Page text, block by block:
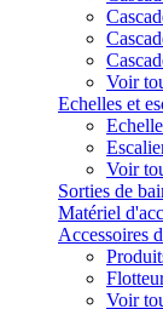
Voir
Echelles et
Voir
Sorties de
Matériel
Accessoires
Voir